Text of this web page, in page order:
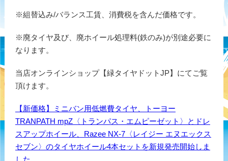
※組替込み/バランス工賃、消費税を含んだ価格です。
※廃タイヤ及び、廃ホイール処理料(鉄のみ)が別途必要に
なります。
当店オンラインショップ【緑タイヤドットJP】にてご覧
頂けます。
【新価格】ミニバン用低燃費タイヤ、トーヨー
TRANPATH mpZ〈トランパス・エムピーゼット〉とドレ
スアップホイール、Razee NX-7〈レイジー エヌエックス
セブン〉のタイヤホイール4本セットを新規発売開始しま